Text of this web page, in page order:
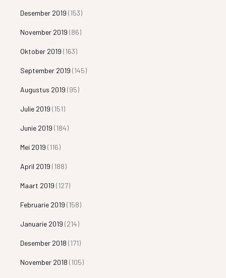
Desember 2019 (153)
November 2019 (86)
Oktober 2019 (163)
September 2019 (145)
Augustus 2019 (95)
Julie 2019 (151)
Junie 2019 (184)
Mei 2019 (116)
April 2019 (188)
Maart 2019 (127)
Februarie 2019 (158)
Januarie 2019 (214)
Desember 2018 (171)
November 2018 (105)